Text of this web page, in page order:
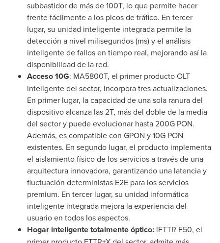
subbastidor de más de 100T, lo que permite hacer
frente fácilmente a los picos de tráfico. En tercer
lugar, su unidad inteligente integrada permite la
detección a nivel milisegundos (ms) y el análisis
inteligente de fallos en tiempo real, mejorando así la
disponibilidad de la red.
Acceso 10G: MA5800T, el primer producto OLT
inteligente del sector, incorpora tres actualizaciones.
En primer lugar, la capacidad de una sola ranura del
dispositivo alcanza las 2T, más del doble de la media
del sector y puede evolucionar hasta 200G PON.
Además, es compatible con GPON y 10G PON
existentes. En segundo lugar, el producto implementa
el aislamiento físico de los servicios a través de una
arquitectura innovadora, garantizando una latencia y
fluctuación deterministas E2E para los servicios
premium. En tercer lugar, su unidad informática
inteligente integrada mejora la experiencia del
usuario en todos los aspectos.
Hogar inteligente totalmente óptico: iFTTR F50, el